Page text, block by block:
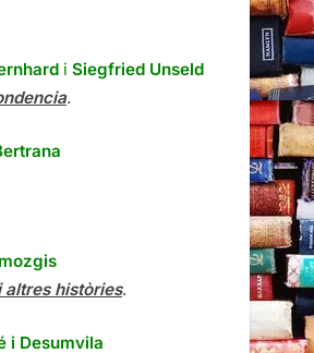
i Siegfried Unseld
.
altres històries.
i Desumvila